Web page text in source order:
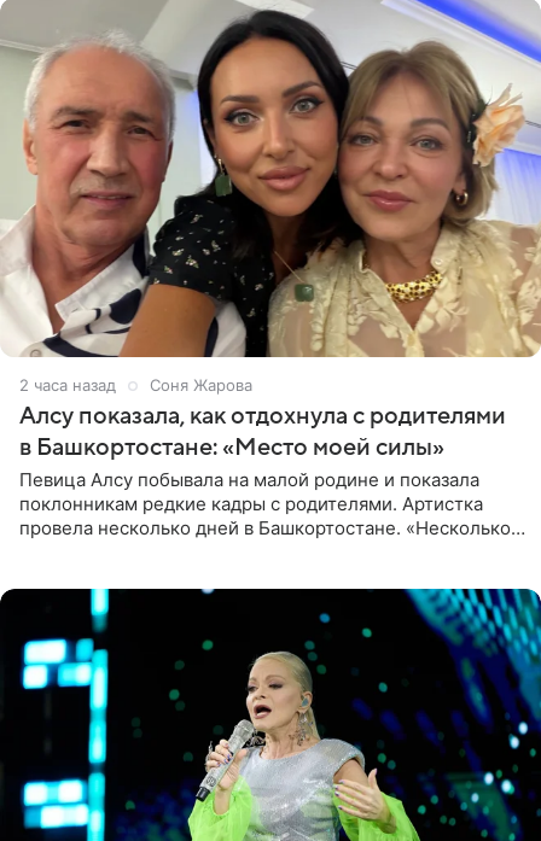
2 часа назад Соня Жарова
Алсу показала, как отдохнула с родителями
в Башкортостане: «Место моей силы»
Певица Алсу побывала на малой родине и показала
поклонникам редкие кадры с родителями. Артистка
провела несколько дней в Башкортостане. «Несколько